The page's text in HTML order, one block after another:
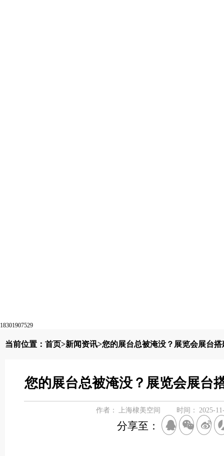
18301907529
当前位置： 首页>新闻资讯>您的展台总被淹没？展览会展台
您的展台总被淹没？展览会展台
作者： 上海棣美空间 时间： 2025-
分享至：